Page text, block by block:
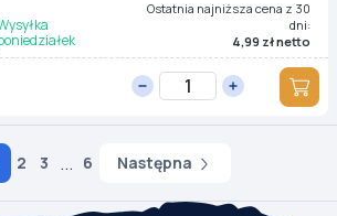
Ostatnia najniższa cena z 30
dni:
4,99 zł netto
2 3 ... 6 Następna